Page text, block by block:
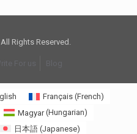
Rights Reserved.
For us Blog
Français (French)
Magyar(Hungarian)
日本語 (Japanese)